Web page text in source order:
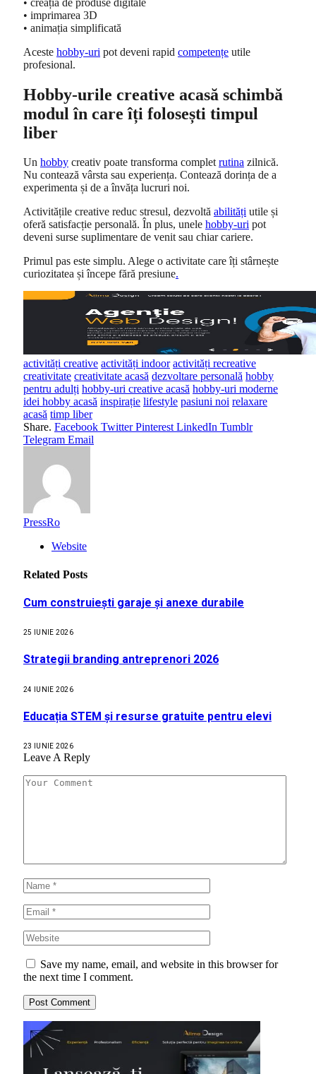
• creația de produse digitale
• imprimarea 3D
• animația simplificată
Aceste hobby-uri pot deveni rapid competențe utile
profesional.
Hobby-urile creative acasă schimbă
modul în care îți folosești timpul
liber
Un hobby creativ poate transforma complet rutina zilnică.
Nu contează vârsta sau experiența. Contează dorința de a
experimenta și de a învăța lucruri noi.
Activitățile creative reduc stresul, dezvoltă abilități utile și
oferă satisfacție personală. În plus, unele hobby-uri pot
deveni surse suplimentare de venit sau chiar cariere.
Primul pas este simplu. Alege o activitate care îți stârnește
curiozitatea și începe fără presiune.
activități creative activități indoor activități recreative
creativitate creativitate acasă dezvoltare personală hobby
pentru adulți hobby-uri creative acasă hobby-uri moderne
idei hobby acasă inspirație lifestyle pasiuni noi relaxare
acasă timp liber
Share. Facebook Twitter Pinterest LinkedIn Tumblr
Telegram Email
PressRo
Website
Related Posts
Cum construiești garaje și anexe durabile
25 IUNIE 2026
Strategii branding antreprenori 2026
24 IUNIE 2026
Educația STEM și resurse gratuite pentru elevi
23 IUNIE 2026
Leave A Reply
Save my name, email, and website in this browser for
the next time I comment.